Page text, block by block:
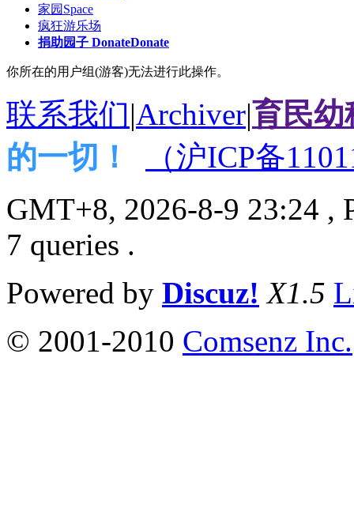
家园 Space
疯狂游乐场
捐助园子 DonateDonate
你所在的用户组(游客)无法进行此操作。
联系我们|Archiver|育民幼
的一切！
（沪ICP备
GMT+8, 2026-8-9 23:24 ,
7 queries .
Powered by Discuz! X1.5
© 2001-2010 Comsenz Inc.